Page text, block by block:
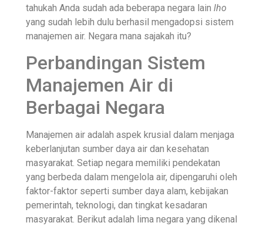
tahukah Anda sudah ada beberapa negara lain lho
yang sudah lebih dulu berhasil mengadopsi sistem
manajemen air. Negara mana sajakah itu?
Perbandingan Sistem
Manajemen Air di
Berbagai Negara
Manajemen air adalah aspek krusial dalam menjaga
keberlanjutan sumber daya air dan kesehatan
masyarakat. Setiap negara memiliki pendekatan
yang berbeda dalam mengelola air, dipengaruhi oleh
faktor-faktor seperti sumber daya alam, kebijakan
pemerintah, teknologi, dan tingkat kesadaran
masyarakat. Berikut adalah lima negara yang dikenal